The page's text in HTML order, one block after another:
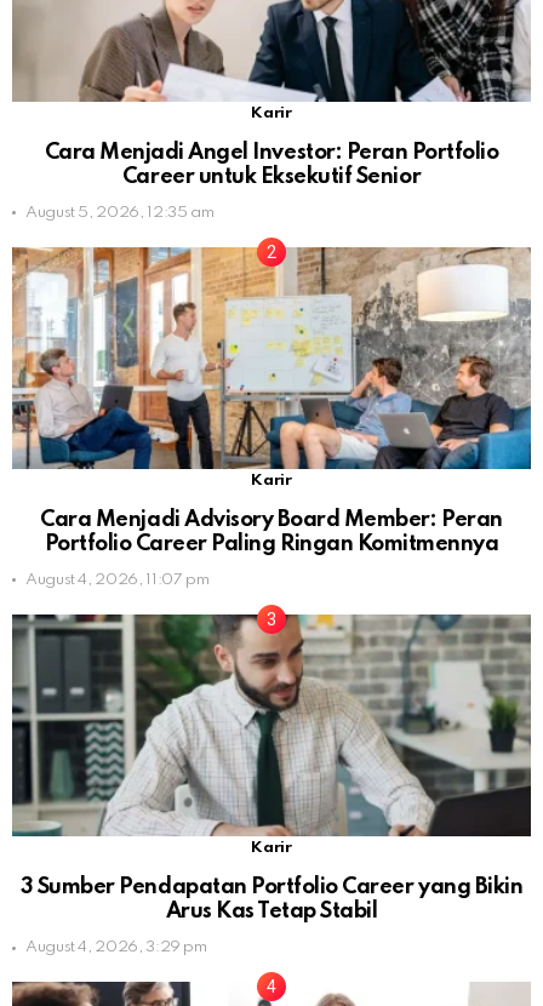
Karir
Cara Menjadi Angel Investor: Peran Portfolio
Career untuk Eksekutif Senior
August 5, 2026, 12:35 am
Karir
Cara Menjadi Advisory Board Member: Peran
Portfolio Career Paling Ringan Komitmennya
August 4, 2026, 11:07 pm
Karir
3 Sumber Pendapatan Portfolio Career yang Bikin
Arus Kas Tetap Stabil
August 4, 2026, 3:29 pm